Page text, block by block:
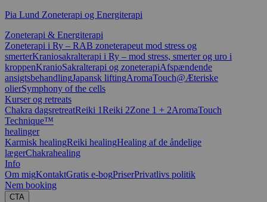
Pia Lund Zoneterapi og Energiterapi
Zoneterapi & Energiterapi
Zoneterapi i Ry – RAB zoneterapeut mod stress og
smerterKraniosakralterapi i Ry – mod stress, smerter og uro i
kroppenKranioSakralterapi og zoneterapiAfspændende
ansigtsbehandlingJapansk liftingAromaTouch@Æteriske
olierSymphony of the cells
Kurser og retreats
Chakra dagsretreatReiki 1Reiki 2Zone 1 + 2AromaTouch
Technique™
healinger
Karmisk healingReiki healingHealing af de åndelige
lægerChakrahealing
Info
Om migKontaktGratis e-bogPriserPrivatlivs politik
Nem booking
CTA